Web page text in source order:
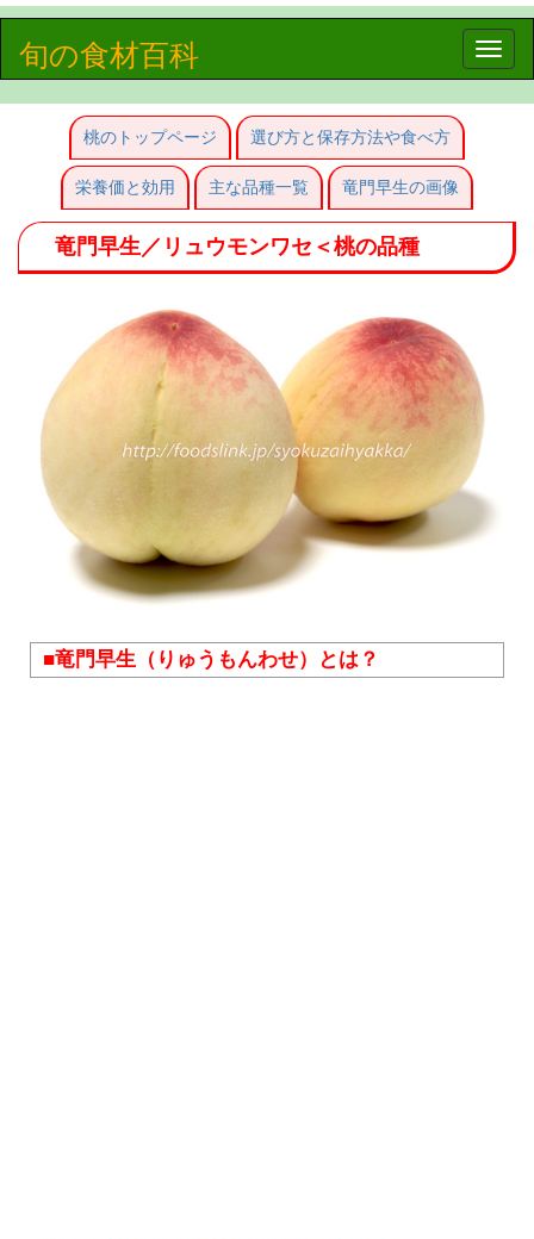
Toggle
旬の食材百科
桃のトップページ 選び方と保存方法や食べ方
栄養価と効用 主な品種一覧 竜門早生の画像
竜門早生／リュウモンワセ＜桃の品種
■竜門早生（りゅうもんわせ）とは？